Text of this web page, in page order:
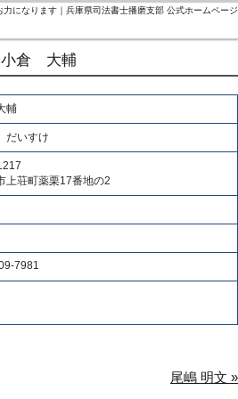
力になります｜兵庫県司法書士播磨支部 公式ホームページ
小倉 大輔
輔
いすけ
上荘町薬栗17番地の2
7981
尾嶋 明文 »